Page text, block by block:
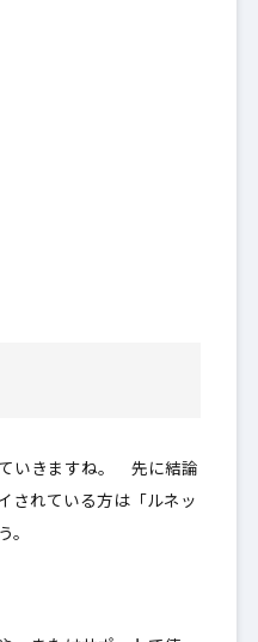
いきますね。 先に結論
されている方 は「ルネッ
。